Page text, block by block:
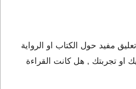
مفيد حول الكتاب او الرواية
او تجربتك , هل كانت القراءة